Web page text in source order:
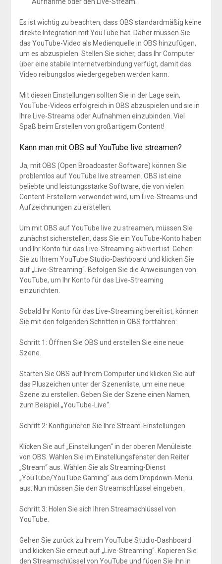
Es ist wichtig zu beachten, dass OBS standardmäßig keine
direkte Integration mit YouTube hat. Daher müssen Sie
das YouTube-Video als Medienquelle in OBS hinzufügen,
um es abzuspielen. Stellen Sie sicher, dass Ihr Computer
über eine stabile Internetverbindung verfügt, damit das
Video reibungslos wiedergegeben werden kann.
Mit diesen Einstellungen sollten Sie in der Lage sein,
YouTube-Videos erfolgreich in OBS abzuspielen und sie in
Ihre Live-Streams oder Aufnahmen einzubinden. Viel
Spaß beim Erstellen von großartigem Content!
Kann man mit OBS auf YouTube live streamen?
Ja, mit OBS (Open Broadcaster Software) können Sie
problemlos auf YouTube live streamen. OBS ist eine
beliebte und leistungsstarke Software, die von vielen
Content-Erstellern verwendet wird, um Live-Streams und
Aufzeichnungen zu erstellen.
Um mit OBS auf YouTube live zu streamen, müssen Sie
zunächst sicherstellen, dass Sie ein YouTube-Konto haben
und Ihr Konto für das Live-Streaming aktiviert ist. Gehen
Sie zu Ihrem YouTube Studio-Dashboard und klicken Sie
auf „Live-Streaming“. Befolgen Sie die Anweisungen von
YouTube, um Ihr Konto für das Live-Streaming
einzurichten.
Sobald Ihr Konto für das Live-Streaming bereit ist, können
Sie mit den folgenden Schritten in OBS fortfahren:
Schritt 1: Öffnen Sie OBS und erstellen Sie eine neue
Szene.
Starten Sie OBS auf Ihrem Computer und klicken Sie auf
das Pluszeichen unter der Szenenliste, um eine neue
Szene zu erstellen. Geben Sie der Szene einen Namen,
zum Beispiel „YouTube-Live“.
Schritt 2: Konfigurieren Sie Ihre Stream-Einstellungen.
Klicken Sie auf „Einstellungen“ in der oberen Menüleiste
von OBS. Wählen Sie im Einstellungsfenster den Reiter
„Stream“ aus. Wählen Sie als Streaming-Dienst
„YouTube/YouTube Gaming“ aus dem Dropdown-Menü
aus. Nun müssen Sie den Streamschlüssel eingeben.
Schritt 3: Holen Sie sich Ihren Streamschlüssel von
YouTube.
Gehen Sie zurück zu Ihrem YouTube Studio-Dashboard
und klicken Sie erneut auf „Live-Streaming“. Kopieren Sie
den Streamschlüssel von YouTube und fügen Sie ihn in